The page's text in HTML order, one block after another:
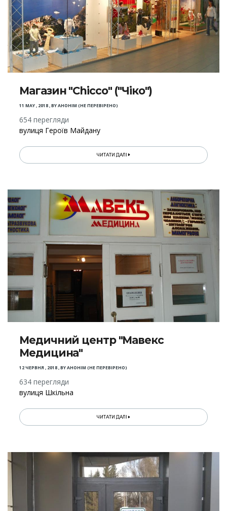
Магазин "Chicco" ("Чіко")
11 MAY , 2018,BYАНОНІМ (НЕ ПЕРЕВІРЕНО)
654 перегляди
вулиця Героїв Майдану
ЧИТАТИ ДАЛІ
Медичний центр "Мавекс
Медицина"
12 ЧЕРВНЯ , 2018,BYАНОНІМ (НЕ ПЕРЕВІРЕНО)
634 перегляди
вулиця Шкільна
ЧИТАТИ ДАЛІ